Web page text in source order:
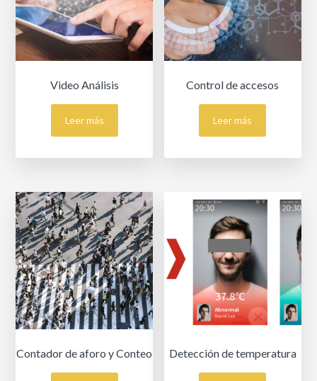
Video Análisis
Leer más
Control de accesos
Leer más
Contador de aforo y Conteo Detección de temperatura